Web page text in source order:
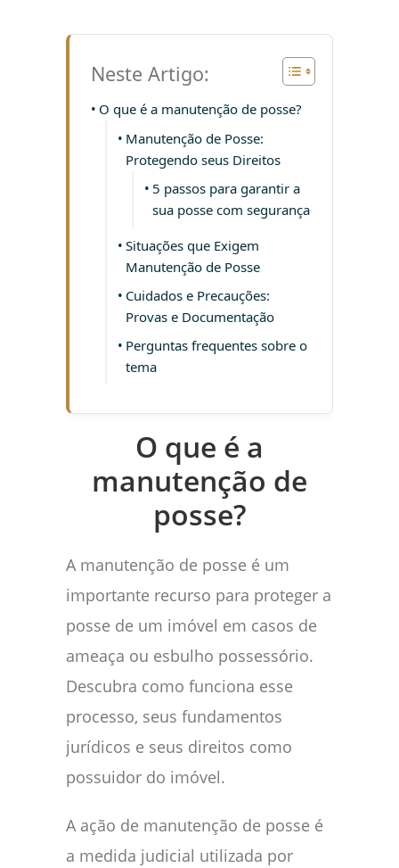
Neste Artigo:
O que é a manutenção de posse?
Manutenção de Posse:
Protegendo seus Direitos
5 passos para garantir a
sua posse com segurança
Situações que Exigem
Manutenção de Posse
Cuidados e Precauções:
Provas e Documentação
Perguntas frequentes sobre o
tema
O que é a
manutenção de
posse?
A manutenção de posse é um
importante recurso para proteger a
posse de um imóvel em casos de
ameaça ou esbulho possessório.
Descubra como funciona esse
processo, seus fundamentos
jurídicos e seus direitos como
possuidor do imóvel.
A ação de manutenção de posse é
a medida judicial utilizada por